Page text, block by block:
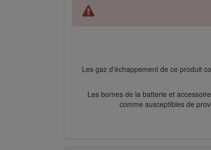
Les gaz d'échappement de ce produit
Les bornes de la batterie et
comme susceptibles de